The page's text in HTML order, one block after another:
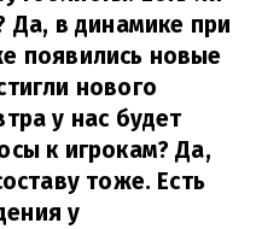
Да, в динамике при
появились новые
нового
у нас будет
к игрокам? Да,
тоже. Есть
у